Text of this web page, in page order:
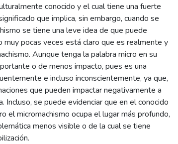
conocido y el cual tiene una fuerte
que implica, sin embargo, cuando se
se tiene una leve idea de que puede
muy pocas veces está claro que es realmente y
Aunque tenga la palabra micro en su
o de menos impacto, pues es una
e incluso inconscientemente, ya que,
que pueden impactar negativamente a
Incluso, se puede evidenciar que en el conocido
el micromachismo ocupa el lugar más profundo,
menos visible o de la cual se tiene